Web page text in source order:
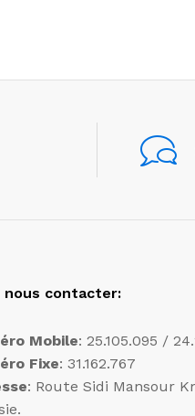
nous contacter:
Mobile: 25.105.095 /
Fixe: 31.162.767
: Route Sidi Mansour